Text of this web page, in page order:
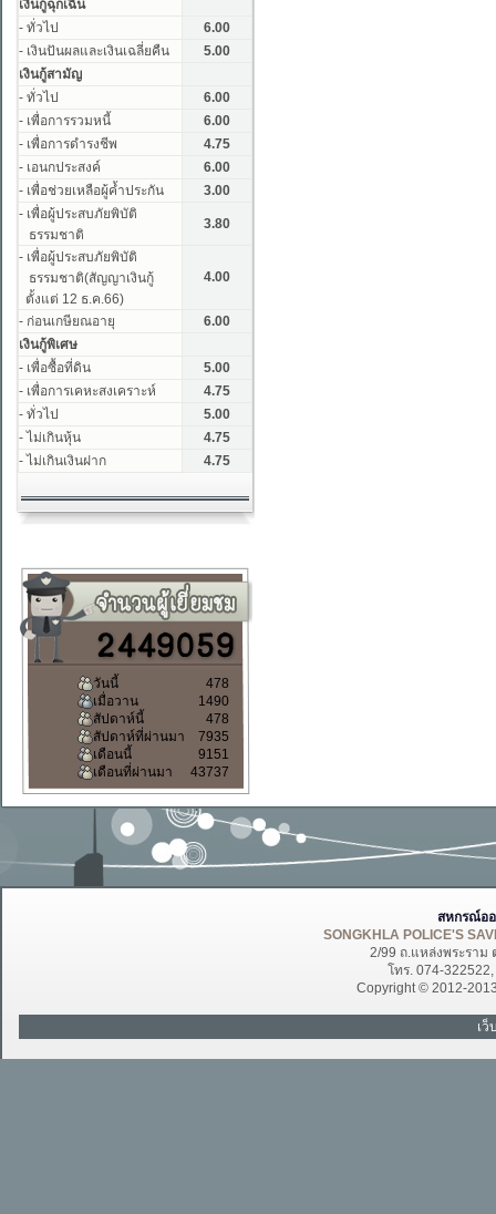
วันนี้
478
เมื่อวาน
1490
สัปดาห์นี้
478
สัปดาห์ที่ผ่านมา
7935
เดือนนี้
9151
เดือนที่ผ่านมา
43737
สหกรณ์อ
SONGKHLA POLICE'S
2/99 ถ.แหล่งพระราม
โทร. 074-
Copyright © 2012-
เ